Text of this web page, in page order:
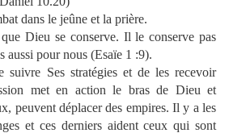
dans le jeûne et la prière.
Dieu se conserve. Il le conserve pas
aussi pour nous (Esaïe 1 :9).
suivre Ses stratégies et de les recevoir
met en action le bras de Dieu et
peuvent déplacer des empires. Il y a les
et ces derniers aident ceux qui sont